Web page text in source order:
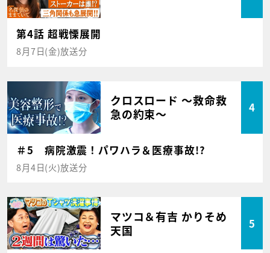
第4話 超戦慄展開
8月7日(金)放送分
クロスロード ～救命救
急の約束～
4
＃5 病院激震！パワハラ＆医療事故!?
8月4日(火)放送分
マツコ＆有吉 かりそめ
天国
5